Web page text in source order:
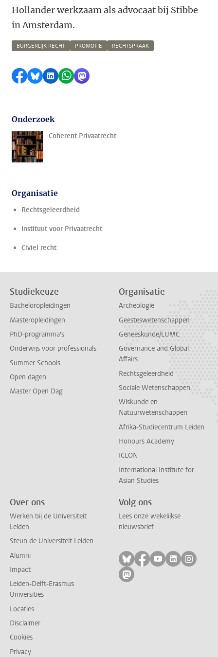
Hollander werkzaam als advocaat bij Stibbe
in Amsterdam.
BURGERLIJK RECHT PROMOTIE RECHTSPRAAK
Delen op Facebook
Delen via Bluesky
Delen op LinkedIn
Delen via WhatsApp
Delen via Mastodon
Onderzoek
Coherent Privaatrecht
Organisatie
Rechtsgeleerdheid
Instituut voor Privaatrecht
Civiel recht
Studiekeuze
Bacheloropleidingen
Masteropleidingen
PhD-programma's
Onderwijs voor professionals
Summer Schools
Open dagen
Master Open Dag
Organisatie
Archeologie
Geesteswetenschappen
Geneeskunde/LUMC
Governance and Global
Affairs
Rechtsgeleerdheid
Sociale Wetenschappen
Wiskunde en
Natuurwetenschappen
Afrika-Studiecentrum Leiden
Honours Academy
ICLON
International Institute for
Asian Studies
Over ons
Werken bij de Universiteit
Leiden
Steun de Universiteit Leiden
Alumni
Impact
Leiden-Delft-Erasmus
Universities
Locaties
Disclaimer
Cookies
Privacy
Volg ons
Lees onze wekelijkse
nieuwsbrief
Volg ons op bluesky
Volg ons op
Volg ons op
Volg ons
Volg
Volg ons op mastodon